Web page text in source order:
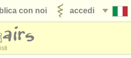
accedi
con noi